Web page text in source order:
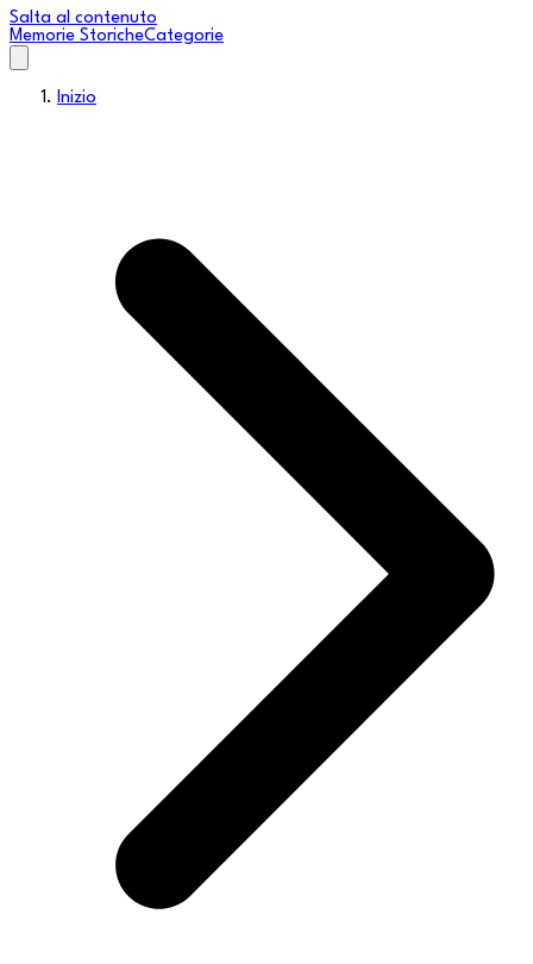
Salta al contenuto
Memorie StoricheCategorie
Inizio